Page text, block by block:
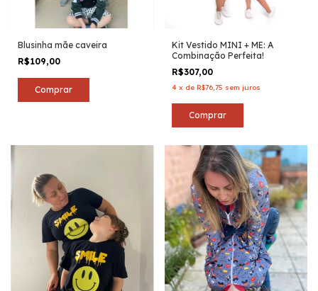
Blusinha mãe caveira
R$109,00
Comprar
Kit Vestido MINI + ME: A
Combinação Perfeita!
R$307,00
4 x de R$76,75 sem juros
Comprar